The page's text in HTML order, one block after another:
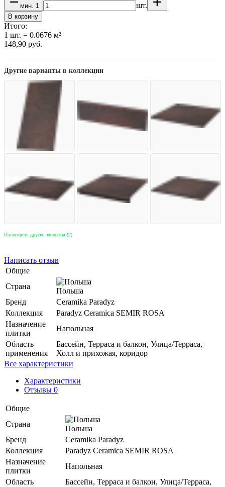
мин. 1 шт.
В корзину
Итого:
1 шт. = 0.0676 м²
148,90 руб.
Другие варианты в коллекции
Посмотреть другие элементы (2)
Написать отзыв
Общие
Страна
Польша
Бренд
Ceramika Paradyz
Коллекция
Paradyz Ceramica SEMIR ROSA
Назначение
плитки
Напольная
Область
применения
Бассейн, Терраса и балкон, Улица/Терраса,
Холл и прихожая, коридор
Все характеристики
Характеристики
Отзывы 0
Общие
Страна
Польша
Бренд
Ceramika Paradyz
Коллекция
Paradyz Ceramica SEMIR ROSA
Назначение
плитки
Напольная
Область
Бассейн, Терраса и балкон, Улица/Терраса,